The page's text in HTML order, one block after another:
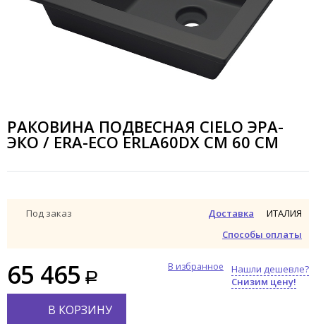
РАКОВИНА ПОДВЕСНАЯ CIELO ЭРА-
ЭКО / ERA-ECO ERLA60DX CM 60 СМ
Под заказ
Доставка
Способы оплаты
ИТАЛИЯ
65 465
Нашли дешевле?
Снизим цену!
В избранное
В КОРЗИНУ